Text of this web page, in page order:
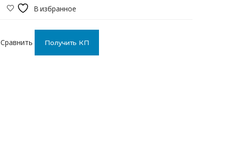
В избранное
Сравнить Получить КП